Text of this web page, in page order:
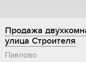
Продажа
улица Строителя
Павлово